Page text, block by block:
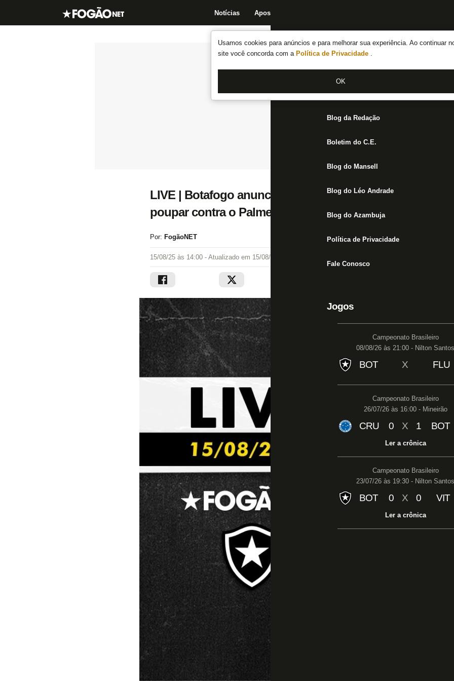
Usamos cookies para anúncios e para melhorar sua experiência. Ao continuar
site você concorda com a Política de Privacidade .
OK
Notícias Apostas
Notícias do Botafogo
Fórum
Jogos
Blog da Redação
Boletim do C.E.
Blog do Mansell
Blog do Léo Andrade
Blog do Azambuja
Política de Privacidade
Fale Conosco
Jogos
Campeonato Brasileiro
08/08/26 às 21:00 - Nilton Santos
BOT X FLU
Campeonato Brasileiro
26/07/26 às 16:00 - Mineirão
CRU 0 X 1 BOT
Ler a crônica
Campeonato Brasileiro
23/07/26 às 19:30 - Nilton Santos
BOT 0 X 0 VIT
Ler a crônica
LIVE | Botafogo anuncia Chris Ramos oficialmente;
poupar contra o Palmeiras
Por: FogãoNET
15/08/25 às 14:00 - Atualizado em 15/08/25 às 14:00